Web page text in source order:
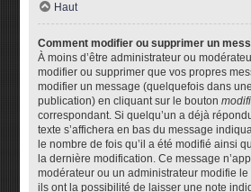
Haut
Comment modifier ou supprimer un
À moins d’être administrateur ou
modifier ou supprimer que vos propres
modifier un message (quelquefois dans
publication) en cliquant sur le bouton
correspondant. Si quelqu’un a déjà
texte s’affichera en bas du message
le nombre de fois qu’il a été modifié ainsi
la dernière modification. Ce message
modérateur ou un administrateur modifie
ils ont la possibilité de laisser une note